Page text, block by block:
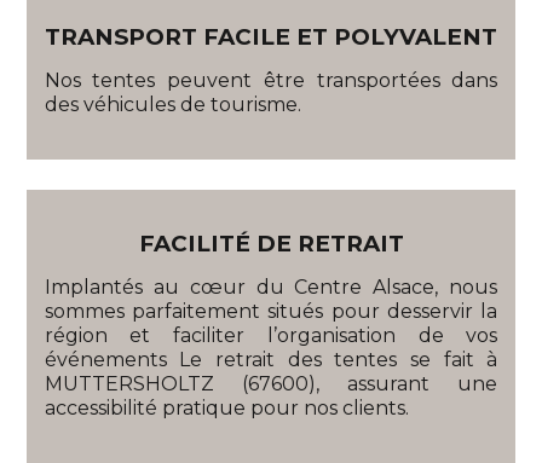
TRANSPORT FACILE ET POLYVALENT
Nos tentes peuvent être transportées dans
des véhicules de tourisme.
FACILITÉ DE RETRAIT
Implantés au cœur du Centre Alsace, nous
sommes parfaitement situés pour desservir la
région et faciliter l’organisation de vos
événements Le retrait des tentes se fait à
MUTTERSHOLTZ (67600), assurant une
accessibilité pratique pour nos clients.